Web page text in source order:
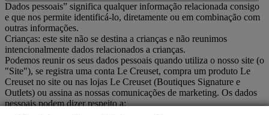
Dados pessoais” significa qualquer informação relacionada consigo
e que nos permite identificá-lo, diretamente ou em combinação com
outras informações.
Crianças: este site não se destina a crianças e não reunimos
intencionalmente dados relacionados a crianças.
Podemos reunir os seus dados pessoais quando utiliza o nosso site (o
"Site"), se registra uma conta Le Creuset, compra um produto Le
Creuset no site ou nas lojas Le Creuset (Boutiques Signature e
Outlets) ou assina as nossas comunicações de marketing. Os dados
pessoais podem dizer respeito a: